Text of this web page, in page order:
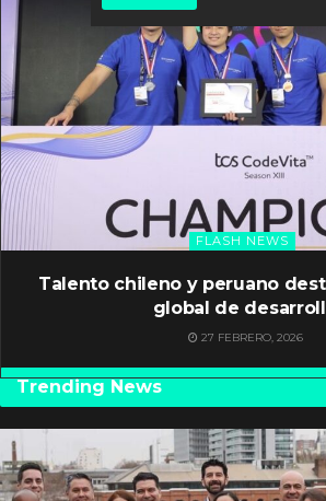
FLASH NEWS
Talento chileno y peruano
global de
27 FEBRERO, 2026
Trending News